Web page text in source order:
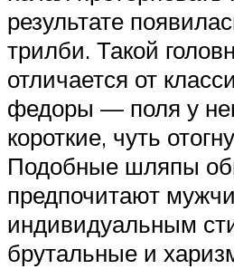
результате
трилби. Такой
отличается от
федоры — поля у
короткие, чуть
Подобные шляпы
предпочитают
индивидуальным
брутальные и